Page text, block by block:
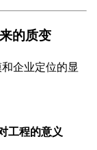
的质变
企业定位的显
工程的意义